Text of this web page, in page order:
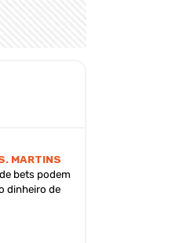
MARTINS
bets podem
dinheiro de